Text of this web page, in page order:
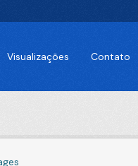
Visualizações Contato